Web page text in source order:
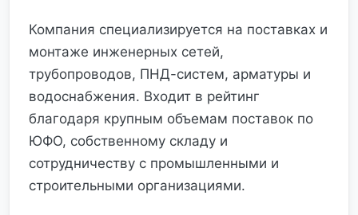
Компания специализируется на поставках и
монтаже инженерных сетей,
трубопроводов, ПНД-систем, арматуры и
водоснабжения. Входит в рейтинг
благодаря крупным объемам поставок по
ЮФО, собственному складу и
сотрудничеству с промышленными и
строительными организациями.